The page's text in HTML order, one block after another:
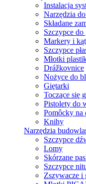
Instalacja
Narzędzia
Składane
Szczypce do
Markery i
Szczypce
Młotki
Drážkovnice
Nożyce do
Giętarki
Toczące się
Pistolety do
Pomôcky na
Knihy
Narzędzia
Szczypce
Lomy
Skórzane
Szczypce
Zszywacze i